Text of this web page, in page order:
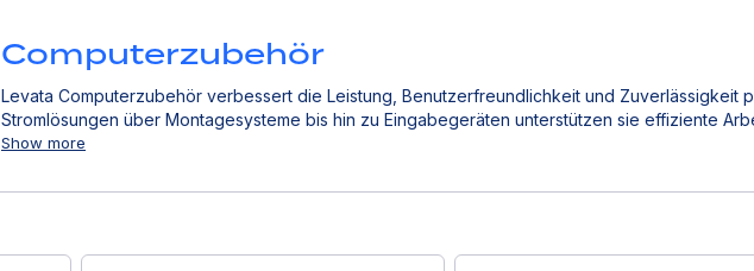
Computerzubehör
Levata Computerzubehör verbessert die Leistung, Benutzerfreundlichkeit und Zuverlässigkeit
Stromlösungen über Montagesysteme bis hin zu Eingabegeräten unterstützen sie effiziente
Show more